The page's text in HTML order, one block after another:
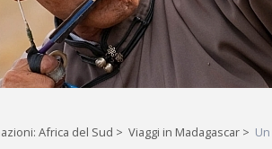
rotte comuni:
di esplorare il mondo,
Africa del Sud > Viaggi in Madagascar >